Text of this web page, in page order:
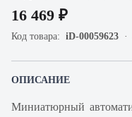
16 469 ₽
Код товара: iD-00059623
ОПИСАНИЕ
Миниатюрный автоматический 3 полюсный выключатель